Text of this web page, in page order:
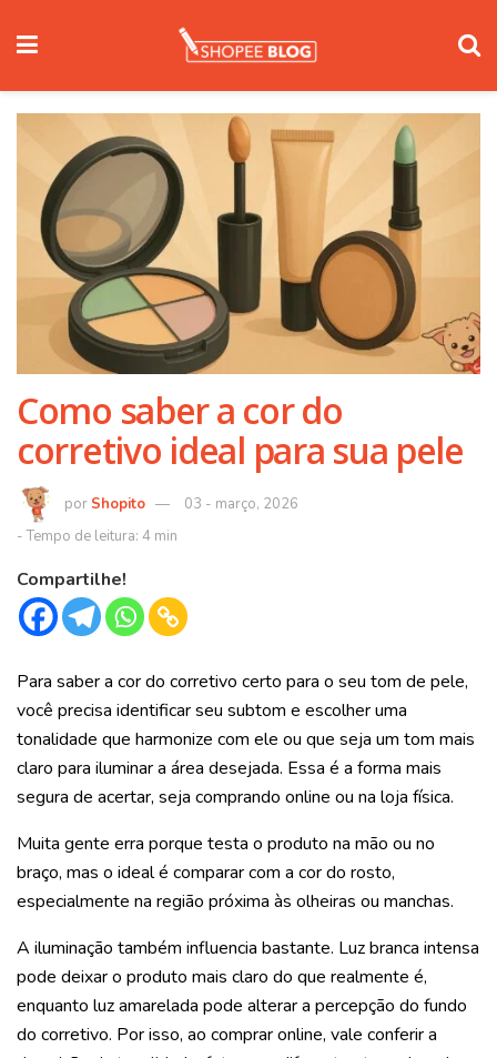
Como saber a cor do
corretivo ideal para sua pele
Shopito 03 - março, 2026
Compartilhe!
Para saber a cor do corretivo certo para o seu tom de pele,
você precisa identificar seu subtom e escolher uma
tonalidade que harmonize com ele ou que seja um tom mais
claro para iluminar a área desejada. Essa é a forma mais
segura de acertar, seja comprando online ou na loja física.
Muita gente erra porque testa o produto na mão ou no
braço, mas o ideal é comparar com a cor do rosto,
especialmente na região próxima às olheiras ou manchas.
A iluminação também influencia bastante. Luz branca intensa
pode deixar o produto mais claro do que realmente é,
enquanto luz amarelada pode alterar a percepção do fundo
do corretivo. Por isso, ao comprar online, vale conferir a